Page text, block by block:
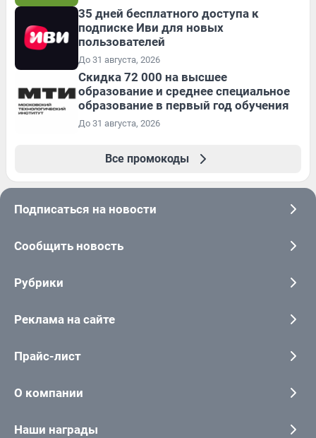
35 дней бесплатного доступа к
подписке Иви для новых
пользователей
До 31 августа, 2026
Скидка 72 000 на высшее
образование и среднее специальное
образование в первый год обучения
До 31 августа, 2026
Все промокоды
Подписаться на новости
Сообщить новость
Рубрики
Реклама на сайте
Прайс-лист
О компании
Наши награды